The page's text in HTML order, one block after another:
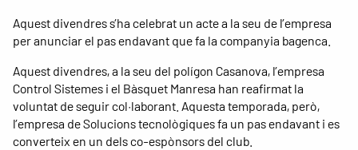
Aquest divendres s’ha celebrat un acte a la seu de l’empresa
per anunciar el pas endavant que fa la companyia bagenca.
Aquest divendres, a la seu del polígon Casanova, l’empresa
Control Sistemes i el Bàsquet Manresa han reafirmat la
voluntat de seguir col·laborant. Aquesta temporada, però,
l’empresa de Solucions tecnològiques fa un pas endavant i es
converteix en un dels co-espònsors del club.